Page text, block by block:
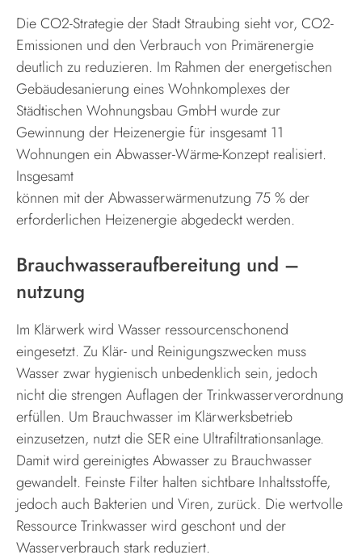
Die CO2-Strategie der Stadt Straubing sieht vor, CO2-
Emissionen und den Verbrauch von Primärenergie
deutlich zu reduzieren. Im Rahmen der energetischen
Gebäudesanierung eines Wohnkomplexes der
Städtischen Wohnungsbau GmbH wurde zur
Gewinnung der Heizenergie für insgesamt 11
Wohnungen ein Abwasser-Wärme-Konzept realisiert.
Insgesamt
können mit der Abwasserwärmenutzung 75 % der
erforderlichen Heizenergie abgedeckt werden.
Brauchwasseraufbereitung und –
nutzung
Im Klärwerk wird Wasser ressourcenschonend
eingesetzt. Zu Klär- und Reinigungszwecken muss
Wasser zwar hygienisch unbedenklich sein, jedoch
nicht die strengen Auflagen der Trinkwasserverordnung
erfüllen. Um Brauchwasser im Klärwerksbetrieb
einzusetzen, nutzt die SER eine Ultrafiltrationsanlage.
Damit wird gereinigtes Abwasser zu Brauchwasser
gewandelt. Feinste Filter halten sichtbare Inhaltsstoffe,
jedoch auch Bakterien und Viren, zurück. Die wertvolle
Ressource Trinkwasser wird geschont und der
Wasserverbrauch stark reduziert.